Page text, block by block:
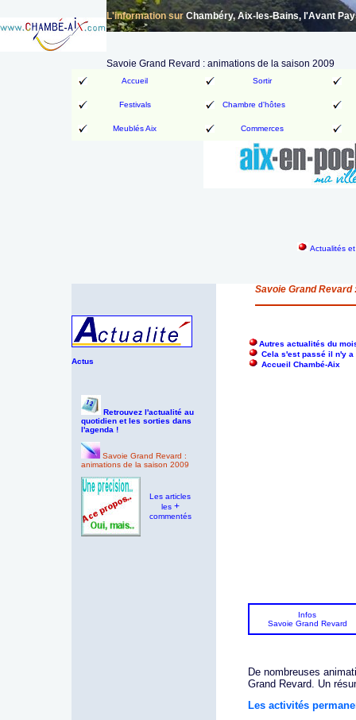
L'information surChambéry, Aix-les-Bains, l'Avant
Savoie Grand Revard : animations de la saison 2009
Accueil Sortir
Festivals Chambre d'hôtes
Meublés Aix Commerces
Actualités
Savoie Grand Revard
Actus
Autres actualités du
Cela s'est passé il n'y
Accueil Chambé-Aix
Retrouvez l'actualité au
quotidien et les sorties dans
l'agenda !
Savoie Grand Revard :
animations de la saison 2009
Les articles
les +
commentés
Infos
Savoie Grand Revard
De nombreuses
Grand Revard. Un
Les activités